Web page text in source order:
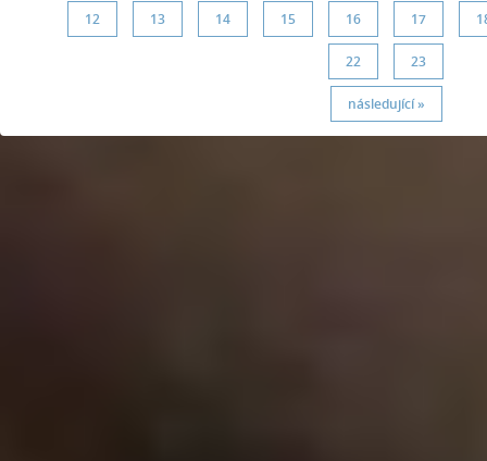
12 13 14 15 16 17
22 23
následující »